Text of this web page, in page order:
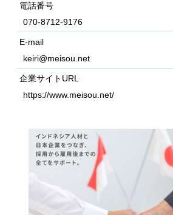
電話番号
070-8712-9176
E-mail
keiri@meisou.net
企業サイトURL
https://www.meisou.net/